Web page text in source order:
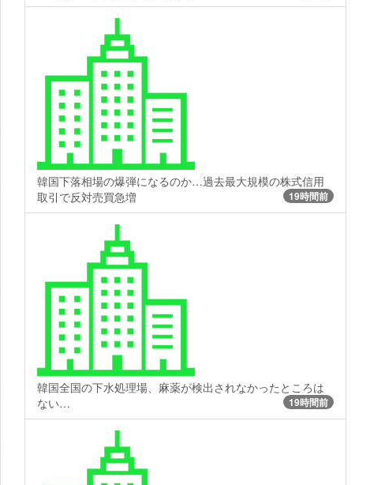
韓国下落相場の爆弾になるのか…過去最大規模の株式信用
取引で反対売買急増
19時間前
韓国全国の下水処理場、麻薬が検出されなかったところは
ない…
19時間前